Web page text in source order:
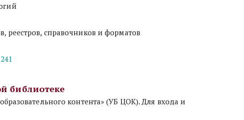
реестров, справочников и форматов
библиотеке